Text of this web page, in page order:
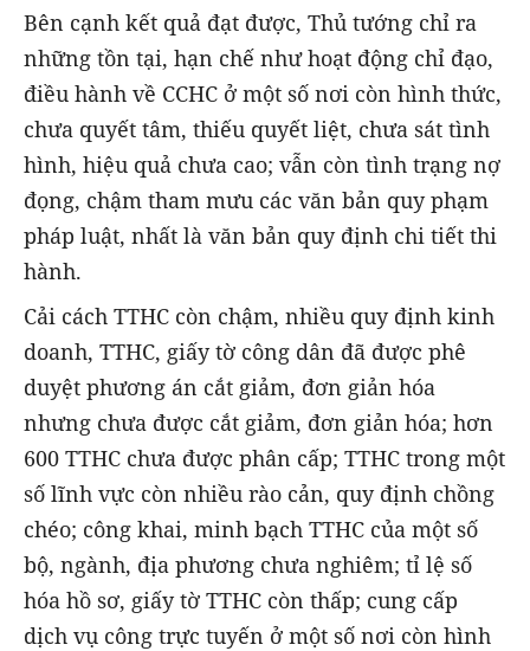
Bên cạnh kết quả đạt được, Thủ tướng chỉ ra
những tồn tại, hạn chế như hoạt động chỉ đạo,
điều hành về CCHC ở một số nơi còn hình thức,
chưa quyết tâm, thiếu quyết liệt, chưa sát tình
hình, hiệu quả chưa cao; vẫn còn tình trạng nợ
đọng, chậm tham mưu các văn bản quy phạm
pháp luật, nhất là văn bản quy định chi tiết thi
hành.
Cải cách TTHC còn chậm, nhiều quy định kinh
doanh, TTHC, giấy tờ công dân đã được phê
duyệt phương án cắt giảm, đơn giản hóa
nhưng chưa được cắt giảm, đơn giản hóa; hơn
600 TTHC chưa được phân cấp; TTHC trong một
số lĩnh vực còn nhiều rào cản, quy định chồng
chéo; công khai, minh bạch TTHC của một số
bộ, ngành, địa phương chưa nghiêm; tỉ lệ số
hóa hồ sơ, giấy tờ TTHC còn thấp; cung cấp
dịch vụ công trực tuyến ở một số nơi còn hình